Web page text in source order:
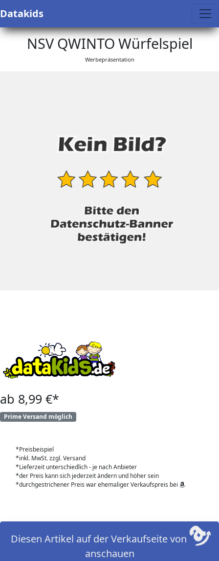
Datakids
NSV QWINTO Würfelspiel
Werbepräsentation
ab 8,99 €*
Prime Versand möglich
*Preisbeispiel
*inkl. MwSt. zzgl. Versand
*Lieferzeit unterschiedlich - je nach Anbieter
*der Preis kann sich jederzeit ändern und höher sein
*durchgestrichener Preis war ehemaliger Verkaufspreis bei
Diesen Artikel auf der Verkaufseite von
anschauen